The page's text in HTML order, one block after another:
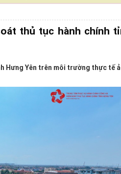
thủ tục hành chính
Hưng Yên trên môi trường thực tế